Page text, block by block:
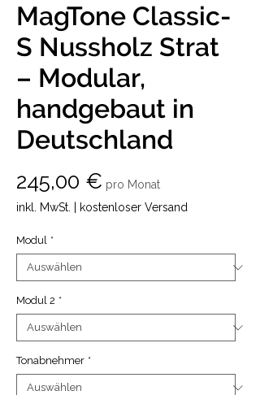
MagTone Classic-
S Nussholz Strat
– Modular,
handgebaut in
Deutschland
245,00 € Preis
pro Monat
inkl. MwSt.
kostenloser Versand
Modul *
Modul 2 *
Tonabnehmer *